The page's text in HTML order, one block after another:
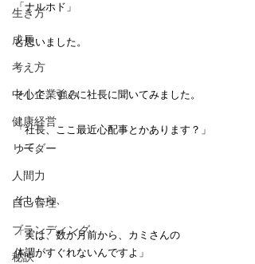
生き方
成長
考え方
中小企業強み
健康経営
リーダー
人間力
自己管理
ブランディング
秘訣
「ナルホド」
と思いました。
そして、すぐに社長に聞いてみました。
「社長、ここ最近心配事とかあります？」
って。
そしたら、
「実は、数か月前から、カミさんの
体調がすぐれないんですよ」